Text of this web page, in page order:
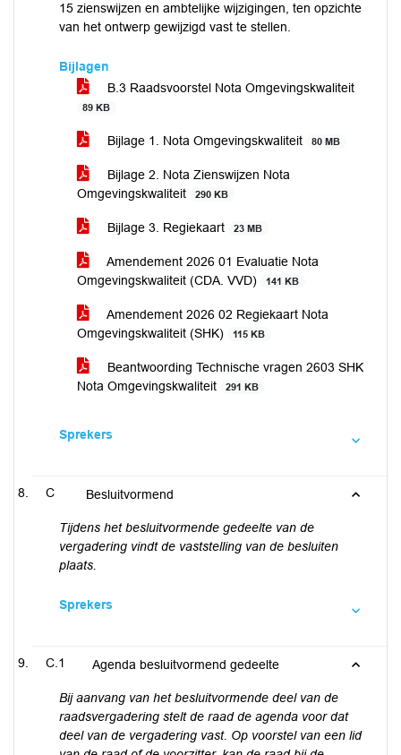
15 zienswijzen en ambtelijke wijzigingen, ten opzichte
van het ontwerp gewijzigd vast te stellen.
Bijlagen
B.3 Raadsvoorstel Nota Omgevingskwaliteit
89 KB
Bijlage 1. Nota Omgevingskwaliteit 80 MB
Bijlage 2. Nota Zienswijzen Nota
Omgevingskwaliteit
290 KB
Bijlage 3. Regiekaart 23 MB
Amendement 2026 01 Evaluatie Nota
Omgevingskwaliteit (CDA. VVD)
141 KB
Amendement 2026 02 Regiekaart Nota
Omgevingskwaliteit (SHK)
115 KB
Beantwoording Technische vragen 2603 SHK
Nota Omgevingskwaliteit
291 KB
Sprekers
C Besluitvormend
Tijdens het besluitvormende gedeelte van de
vergadering vindt de vaststelling van de besluiten
plaats.
Sprekers
C.1 Agenda besluitvormend gedeelte
Bij aanvang van het besluitvormende deel van de
raadsvergadering stelt de raad de agenda voor dat
deel van de vergadering vast. Op voorstel van een lid